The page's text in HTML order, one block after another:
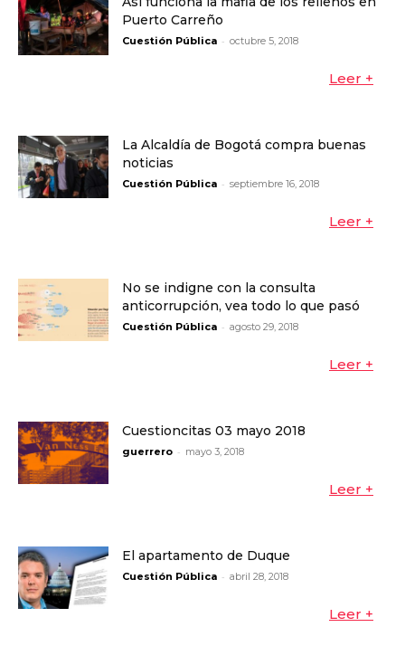
Puerto Carreño
Cuestión Pública - octubre 5, 2018
Leer +
La Alcaldía de Bogotá compra buenas
noticias
Cuestión Pública - septiembre 16, 2018
Leer +
No se indigne con la consulta
anticorrupción, vea todo lo que pasó
Cuestión Pública - agosto 29, 2018
Leer +
Cuestioncitas 03 mayo 2018
guerrero - mayo 3, 2018
Leer +
El apartamento de Duque
Cuestión Pública - abril 28, 2018
Leer +